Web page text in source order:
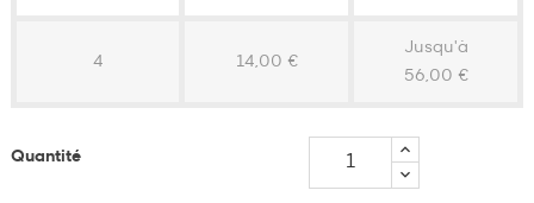
4 14,00 €
Jusqu'à
56,00 €
Quantité